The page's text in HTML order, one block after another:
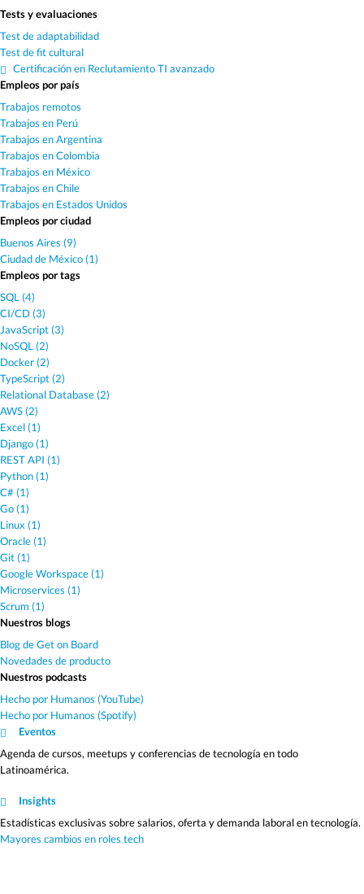
Tests y evaluaciones
Test de adaptabilidad
Test de fit cultural
Certificación en Reclutamiento TI avanzado
Empleos por país
Trabajos remotos
Trabajos en Perú
Trabajos en Argentina
Trabajos en Colombia
Trabajos en México
Trabajos en Chile
Trabajos en Estados Unidos
Empleos por ciudad
Buenos Aires (9)
Ciudad de México (1)
Empleos por tags
SQL (4)
CI/CD (3)
JavaScript (3)
NoSQL (2)
Docker (2)
TypeScript (2)
Relational Database (2)
AWS (2)
Excel (1)
Django (1)
REST API (1)
Python (1)
C# (1)
Go (1)
Linux (1)
Oracle (1)
Git (1)
Google Workspace (1)
Microservices (1)
Scrum (1)
Nuestros blogs
Blog de Get on Board
Novedades de producto
Nuestros podcasts
Hecho por Humanos (YouTube)
Hecho por Humanos (Spotify)
Eventos
Agenda de cursos, meetups y conferencias de tecnología en todo
Latinoamérica.
Insights
Estadísticas exclusivas sobre salarios, oferta y demanda laboral en tecnología.
Mayores cambios en roles tech